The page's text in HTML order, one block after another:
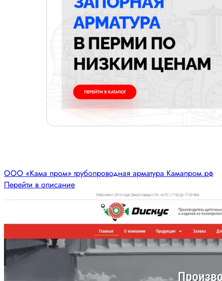
ООО «Кама пром» трубопроводная арматура Камапром.рф
Перейти в описание